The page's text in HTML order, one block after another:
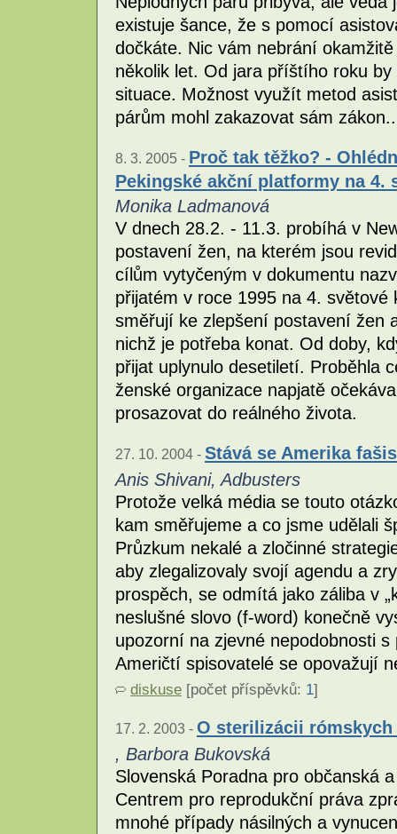
existuje šance, že s pomocí
dočkáte. Nic vám nebrání
několik let. Od jara příštího roku
situace. Možnost využít metod
párům mohl zakazovat sám
8. 3. 2005 - Proč tak těžko? -
Pekingské akční platformy na 4.
Monika Ladmanová
V dnech 28.2. - 11.3. probíhá v
postavení žen, na kterém jsou
cílům vytyčeným v dokumentu
přijatém v roce 1995 na 4.
směřují ke zlepšení postavení žen
nichž je potřeba konat. Od doby,
přijat uplynulo desetiletí. Proběhla
ženské organizace napjatě
prosazovat do reálného života.
27. 10. 2004 - Stává se Amerika
Anis Shivani, Adbusters
Protože velká média se touto
kam směřujeme a co jsme udělali
Průzkum nekalé a zločinné
aby zlegalizovaly svojí agendu a
prospěch, se odmítá jako záliba v
neslušné slovo (f-word) konečně
upozorní na zjevné nepodobnosti
Američtí spisovatelé se opovažují
diskuse [počet příspěvků: 1]
17. 2. 2003 - O sterilizácii rómskych
, Barbora Bukovská
Slovenská Poradna pro občanská
Centrem pro reprodukční práva
mnohé případy násilných a